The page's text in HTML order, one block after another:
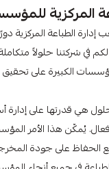
المركزية
إدارة الطباعة المركزية
في شركتنا حلولاً
الكبيرة على تحقيق
هي قدرتها على إدارة
يُمكّن هذا الأمر
الحفاظ على جودة